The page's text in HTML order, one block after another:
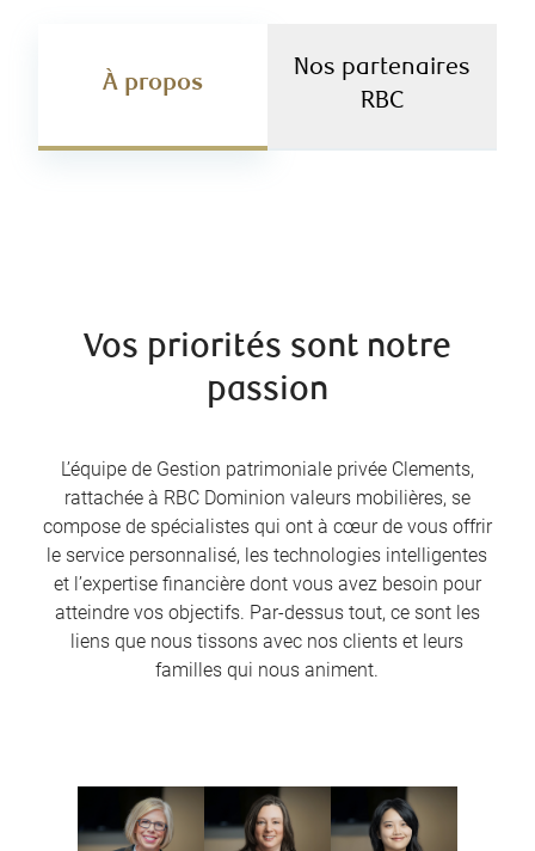
À propos
Nos partenaires
RBC
Vos priorités sont notre
passion
L’équipe de Gestion patrimoniale privée Clements,
rattachée à RBC Dominion valeurs mobilières, se
compose de spécialistes qui ont à cœur de vous offrir
le service personnalisé, les technologies intelligentes
et l’expertise financière dont vous avez besoin pour
atteindre vos objectifs. Par-dessus tout, ce sont les
liens que nous tissons avec nos clients et leurs
familles qui nous animent.